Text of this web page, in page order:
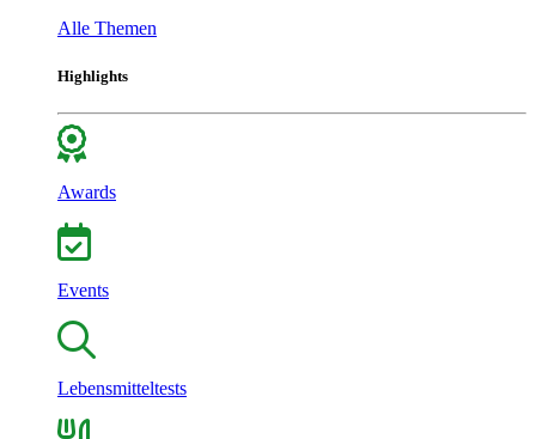
Alle Themen
Highlights
Awards
Events
Lebensmitteltests